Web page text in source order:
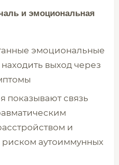
и эмоциональная
эмоциональные
выход через
показывают связь
и
аутоиммунных